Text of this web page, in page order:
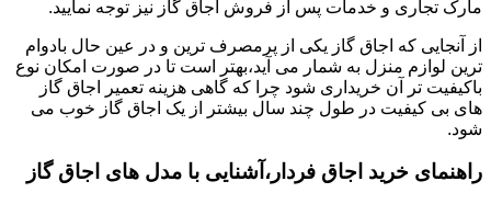
مارک تجاری و خدمات پس از فروش اجاق گاز نیز توجه نمایید.
از آنجایی که اجاق گاز یکی از پرمصرف ترین و در عین حال بادوام
ترین لوازم منزل به شمار می آید،بهتر است تا در صورت امکان نوع
باکیفیت تر آن خریداری شود چرا که گاهی هزینه تعمیر اجاق گاز
های بی کیفیت در طول چند سال بیشتر از یک اجاق گاز خوب می
شود.
راهنمای خرید اجاق فردار،آشنایی با مدل های اجاق گاز